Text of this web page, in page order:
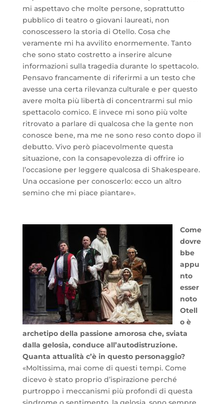
mi aspettavo che molte persone, soprattutto
pubblico di teatro o giovani laureati, non
conoscessero la storia di Otello. Cosa che
veramente mi ha avvilito enormemente. Tanto
che sono stato costretto a inserire alcune
informazioni sulla tragedia durante lo spettacolo.
Pensavo francamente di riferirmi a un testo che
avesse una certa rilevanza culturale e per questo
avere molta più libertà di concentrarmi sul mio
spettacolo comico. E invece mi sono più volte
ritrovato a parlare di qualcosa che la gente non
conosce bene, ma me ne sono reso conto dopo il
debutto. Vivo però piacevolmente questa
situazione, con la consapevolezza di offrire io
l’occasione per leggere qualcosa di Shakespeare.
Una occasione per conoscerlo: ecco un altro
semino che mi piace piantare».
Come
dovre
bbe
appu
nto
esser
noto
Otell
o è
archetipo della passione amorosa che, sviata
dalla gelosia, conduce all’autodistruzione.
Quanta attualità c’è in questo personaggio?
«Moltissima, mai come di questi tempi. Come
dicevo è stato proprio d’ispirazione perché
purtroppo i meccanismi più profondi di questa